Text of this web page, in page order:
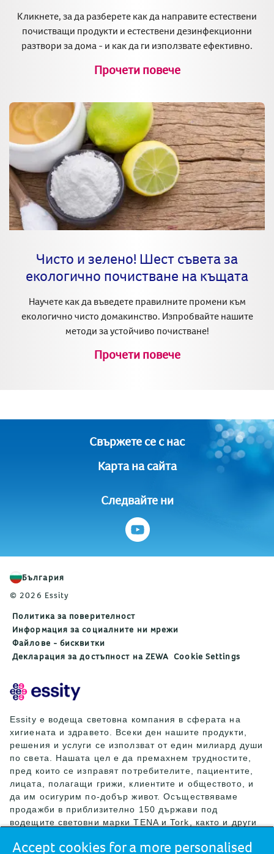
Кликнете, за да разберете как да направите естествени
почистващи продукти и естествени дезинфекционни
разтвори за дома - и как да ги използвате ефективно.
Прочети повече
Чисто и зелено! Шест съвета за
екологично почистване на къщата
Научете как да въведете правилните промени към
екологично чисто домакинство. Изпробвайте нашите
методи за устойчиво почистване!
Прочети повече
Свържете се с нас
Карта на сайта
Следвайте ни
България
© 2026 Essity
Политика за поверителност
Информация за социалните ни мрежи
Файлове - бисквитки
Декларация за достъпност на ZEWA Cookie Settings
Essity е водеща световна компания в сферата на
хигиената и здравето. Всеки ден нашите продукти,
решения и услуги се използват от един милиард души
по света. Нашата цел е да премахнем трудностите,
пред които се изправят потребителите, пациентите,
лицата, полагащи грижи, клиентите и обществото, и
да им осигурим по-добър живот. Осъществяваме
продажби в приблизително 150 държави под
водещите световни марки TENA и Tork, както и други
Leukoplast, Libero, Libresse, Lotus, Modibodi,
Accept cookies for a more personalised